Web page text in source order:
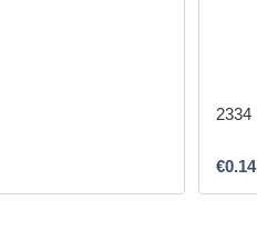
2334
€0.14